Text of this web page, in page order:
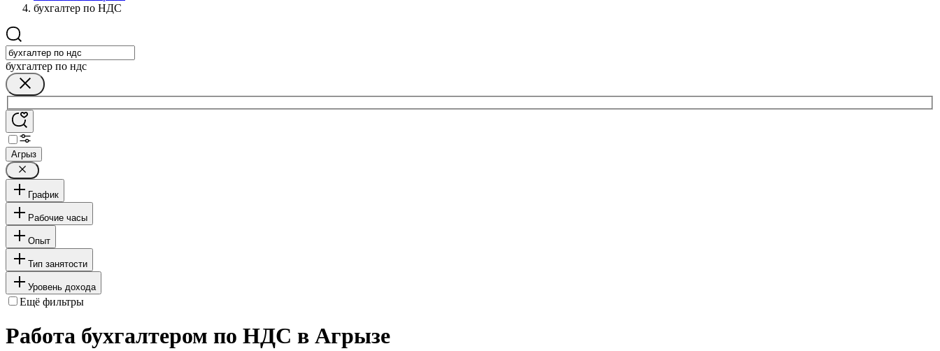
бухгалтер по НДС
бухгалтер по ндс
Агрыз
График
Рабочие часы
Опыт
Тип занятости
Уровень дохода
Ещё фильтры
Работа бухгалтером по НДС в Агрызе